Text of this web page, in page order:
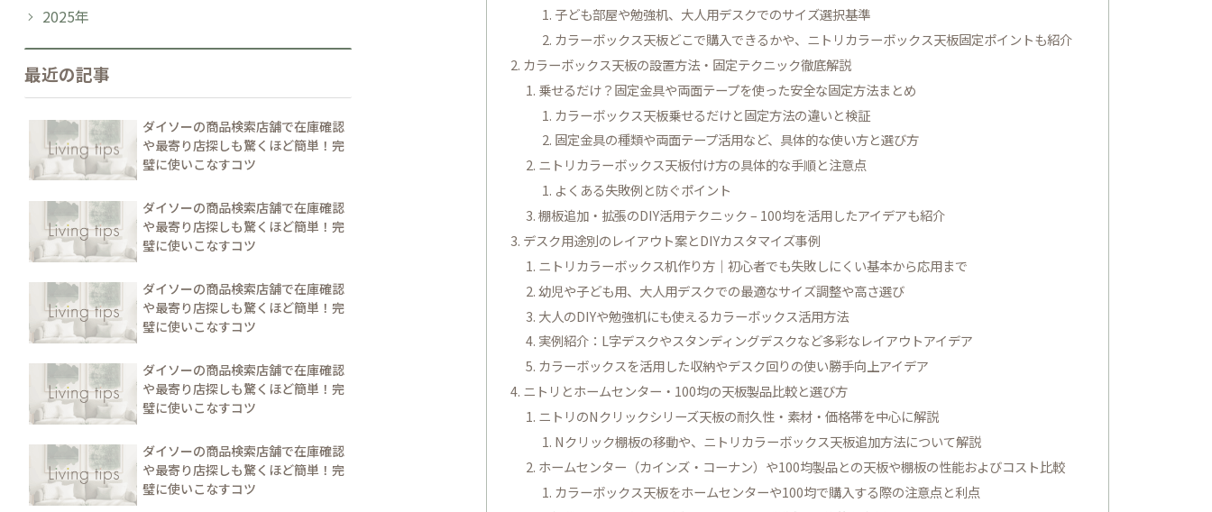
子ども部屋や勉強机、大人用デスクでのサイズ選択基準
カラーボックス天板どこで購入できるかや、ニトリカラーボックス天板固定ポイントも紹介
カラーボックス天板の設置方法・固定テクニック徹底解説
乗せるだけ？固定金具や両面テープを使った安全な固定方法まとめ
カラーボックス天板乗せるだけと固定方法の違いと検証
固定金具の種類や両面テープ活用など、具体的な使い方と選び方
ニトリカラーボックス天板付け方の具体的な手順と注意点
よくある失敗例と防ぐポイント
棚板追加・拡張のDIY活用テクニック – 100均を活用したアイデアも紹介
デスク用途別のレイアウト案とDIYカスタマイズ事例
ニトリカラーボックス机作り方｜初心者でも失敗しにくい基本から応用まで
幼児や子ども用、大人用デスクでの最適なサイズ調整や高さ選び
大人のDIYや勉強机にも使えるカラーボックス活用方法
実例紹介：L字デスクやスタンディングデスクなど多彩なレイアウトアイデア
カラーボックスを活用した収納やデスク回りの使い勝手向上アイデア
ニトリとホームセンター・100均の天板製品比較と選び方
ニトリのNクリックシリーズ天板の耐久性・素材・価格帯を中心に解説
Nクリック棚板の移動や、ニトリカラーボックス天板追加方法について解説
ホームセンター（カインズ・コーナン）や100均製品との天板や棚板の性能およびコスト比較
カラーボックス天板をホームセンターや100均で購入する際の注意点と利点
2025年
最近の記事
ダイソーの商品検索店舗で在庫確認
や最寄り店探しも驚くほど簡単！完
璧に使いこなすコツ
ダイソーの商品検索店舗で在庫確認
や最寄り店探しも驚くほど簡単！完
璧に使いこなすコツ
ダイソーの商品検索店舗で在庫確認
や最寄り店探しも驚くほど簡単！完
璧に使いこなすコツ
ダイソーの商品検索店舗で在庫確認
や最寄り店探しも驚くほど簡単！完
璧に使いこなすコツ
ダイソーの商品検索店舗で在庫確認
や最寄り店探しも驚くほど簡単！完
璧に使いこなすコツ